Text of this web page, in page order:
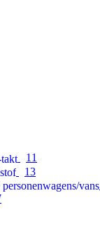
11
13
vans